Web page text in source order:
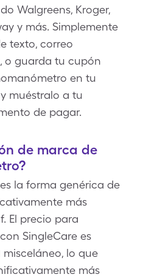
Walgreens, Kroger,
y más. Simplemente
texto, correo
o guarda tu cupón
en tu
muéstralo a tu
de pagar.
de marca de
la forma genérica de
más
El precio para
SingleCare es
misceláneo, lo que
más